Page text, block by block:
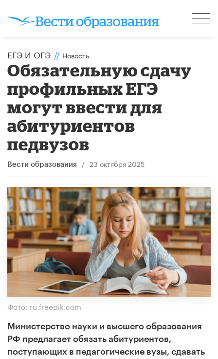
ЕГЭ И ОГЭ // Новость
Обязательную сдачу
профильных ЕГЭ
могут ввести для
абитуриентов
педвузов
Вести образования / 23 октября 2025
Фото: ru.freepik.com
Министерство науки и высшего образования
РФ предлагает обязать абитуриентов,
поступающих в педагогические вузы, сдавать